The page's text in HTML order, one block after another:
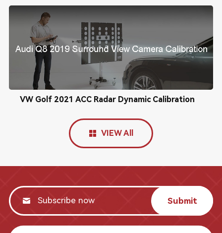
VW Golf 2021 ACC Radar Dynamic Calibration
VIEW All
Submit